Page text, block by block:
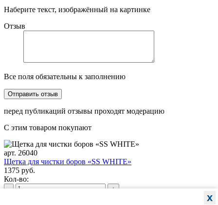
Наберите текст, изображённый на картинке
Отзыв
Все поля обязательны к заполнению
перед публикаций отзывы проходят модерацию
С этим товаром покупают
арт. 26040
Щетка для чистки боров «SS WHITE»
1375 руб.
Кол-во:
- +
x